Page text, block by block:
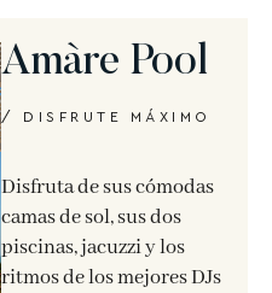
Amàre Pool
/ DISFRUTE MÁXIMO
Disfruta de sus cómodas
camas de sol, sus dos
piscinas, jacuzzi y los
ritmos de los mejores DJs